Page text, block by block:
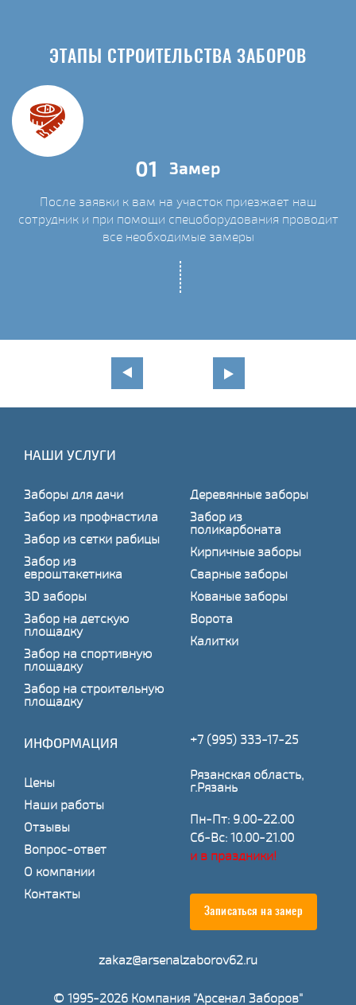
ЭТАПЫ СТРОИТЕЛЬСТВА ЗАБОРОВ
01 Замер
После заявки к вам на участок приезжает наш
сотрудник и при помощи спецоборудования проводит
все необходимые замеры
НАШИ УСЛУГИ
Заборы для дачи
Забор из профнастила
Забор из сетки рабицы
Забор из
евроштакетника
3D заборы
Забор на детскую
площадку
Забор на спортивную
площадку
Забор на строительную
площадку
Деревянные заборы
Забор из
поликарбоната
Кирпичные заборы
Сварные заборы
Кованые заборы
Ворота
Калитки
ИНФОРМАЦИЯ
Цены
Наши работы
Отзывы
Вопрос-ответ
О компании
Контакты
+7 (995) 333-17-25
Рязанская область,
г.Рязань
Пн-Пт: 9.00-22.00
Сб-Вс: 10.00-21.00
и в праздники!
Записаться на замер
zakaz@arsenalzaborov62.ru
© 1995-2026 Компания "Арсенал Заборов"